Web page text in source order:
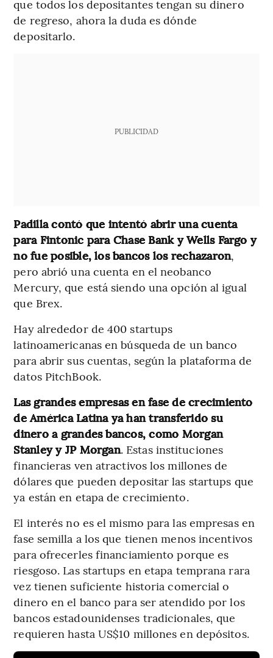
que todos los depositantes tengan su dinero
de regreso, ahora la duda es dónde
depositarlo.
PUBLICIDAD
Padilla contó que intentó abrir una cuenta
para Fintonic para Chase Bank y Wells Fargo y
no fue posible, los bancos los rechazaron,
pero abrió una cuenta en el neobanco
Mercury, que está siendo una opción al igual
que Brex.
Hay alrededor de 400 startups
latinoamericanas en búsqueda de un banco
para abrir sus cuentas, según la plataforma de
datos PitchBook.
Las grandes empresas en fase de crecimiento
de América Latina ya han transferido su
dinero a grandes bancos, como Morgan
Stanley y JP Morgan. Estas instituciones
financieras ven atractivos los millones de
dólares que pueden depositar las startups que
ya están en etapa de crecimiento.
El interés no es el mismo para las empresas en
fase semilla a los que tienen menos incentivos
para ofrecerles financiamiento porque es
riesgoso. Las startups en etapa temprana rara
vez tienen suficiente historia comercial o
dinero en el banco para ser atendido por los
bancos estadounidenses tradicionales, que
requieren hasta US$10 millones en depósitos.